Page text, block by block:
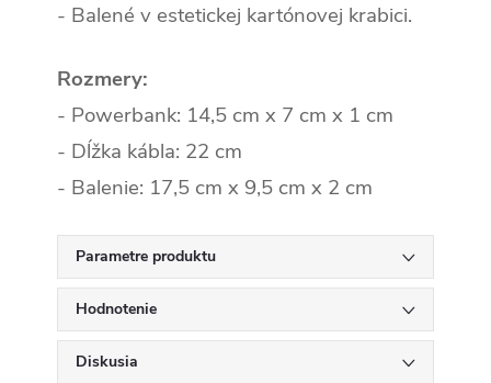
- Balené v estetickej kartónovej krabici.
Rozmery:
- Powerbank: 14,5 cm x 7 cm x 1 cm
- Dĺžka kábla: 22 cm
- Balenie: 17,5 cm x 9,5 cm x 2 cm
Parametre produktu
Hodnotenie
Diskusia